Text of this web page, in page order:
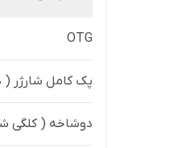
OTG
پک کامل شارژر
دوشاخه ( کلگی